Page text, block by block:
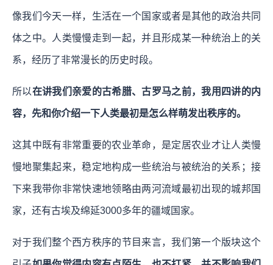
像我们今天一样，生活在一个国家或者是其他的政治共同
体之中。人类慢慢走到一起，并且形成某一种统治上的关
系，经历了非常漫长的历史时段。
所以在讲我们亲爱的古希腊、古罗马之前，我用四讲的内
容，先和你介绍一下人类最初是怎么样萌发出秩序的。
这其中既有非常重要的农业革命，是定居农业才让人类慢
慢地聚集起来，稳定地构成一些统治与被统治的关系；接
下来我带你非常快速地领略由两河流域最初出现的城邦国
家，还有古埃及绵延3000多年的疆域国家。
对于我们整个西方秩序的节目来言，我们第一个版块这个